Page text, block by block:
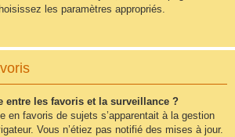
les paramètres appropriés.
entre les favoris et la surveillance ?
en favoris de sujets s’apparentait à la gestion
Vous n’étiez pas notifié des mises à jour.